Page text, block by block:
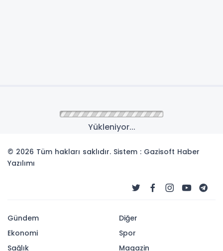
Gündem
parkı yenilendi
Avcılar’ın ve bölgenin tek köpek oyun parkı,
49OKUNMA
19-08-2025 14:08
Güncelleme : 19-08-2025 14:08